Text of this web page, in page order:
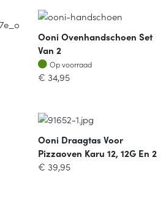
Ooni Ovenhandschoen Set
Van 2
Op voorraad
Op voorraad
€ 34,95
Ooni Draagtas Voor
Pizzaoven Karu 12, 12G En 2
€ 39,95